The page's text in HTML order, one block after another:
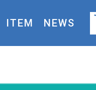
ITEM NEWS